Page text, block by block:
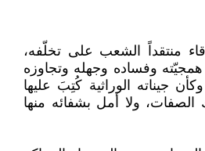
منتقداً الشعب على تخلّفه،
همجيّته وفساده وجهله وتجاوزه
جيناته الوراثية كُتِبَ عليها
الصفات، ولا أمل بشفائه منها